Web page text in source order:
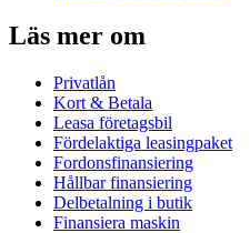
Läs mer om
Privatlån
Kort & Betala
Leasa företagsbil
Fördelaktiga leasingpaket
Fordonsfinansiering
Hållbar finansiering
Delbetalning i butik
Finansiera maskin